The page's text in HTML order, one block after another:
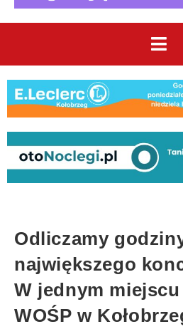
Odliczamy
największego
W jednym
WOŚP w